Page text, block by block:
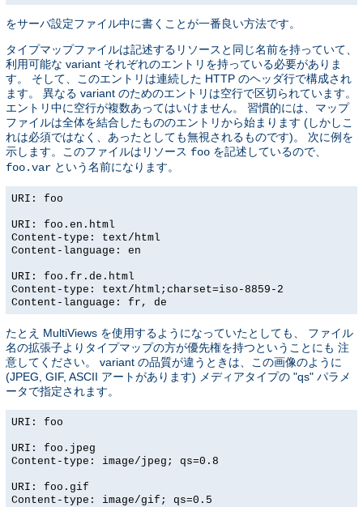
をサーバ設定ファイル中に書くことが一番良い方法です。
タイプマップファイルは記述するリソースと同じ名前を持っていて、
利用可能な variant それぞれのエントリを持っている必要がありま
す。 そして、このエントリは連続した HTTP のヘッダ行で構成され
ます。 異なる variant のためのエントリは空行で区切られています。
エントリ中に空行が複数あってはいけません。 習慣的には、マップ
ファイルは全体を結合したもののエントリから始まります (しかしこ
れは必須ではなく、あったとしても無視されるものです)。 次に例を
示します。このファイルはリソース foo を記述しているので、
foo.var という名前になります。
URI: foo
URI: foo.en.html
Content-type: text/html
Content-language: en
URI: foo.fr.de.html
Content-type: text/html;charset=iso-8859-2
Content-language: fr, de
たとえ MultiViews を使用するようになっていたとしても、 ファイル
名の拡張子よりタイプマップの方が優先権を持つということにも 注
意してください。 variant の品質が違うときは、この画像のように
(JPEG, GIF, ASCII アートがあります) メディアタイプの "qs" パラメ
ータで指定されます。
URI: foo
URI: foo.jpeg
Content-type: image/jpeg; qs=0.8
URI: foo.gif
Content-type: image/gif; qs=0.5